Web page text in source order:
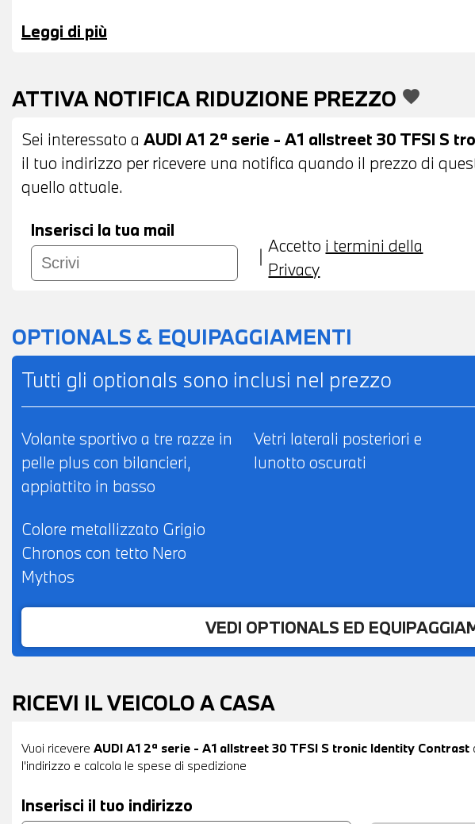
CONTROL ADATTIVO - CAMBIO AUTOMATICO CON LEVE
USB - PREDISPOSIZIONE APPLE CAR PLAY E ANDROID
AUTOMATICO BIZONA - BRACCIOLO CENTRALE
POSSIBILITA' DI PERMUTA - POSSIBILITA' DI
IMPORTO
Leggi di più
ATTIVA NOTIFICA RIDUZIONE PREZZO favorite
Sei interessato a AUDI A1 2ª serie - A1 allstreet 30 TFSI S
il tuo indirizzo per ricevere una notifica quando il prezzo di
quello attuale.
Inserisci la tua mail
Accetto i termini della
Privacy
OPTIONALS & EQUIPAGGIAMENTI
Tutti gli optionals sono inclusi nel prezzo
Volante sportivo a tre razze in
pelle plus con bilancieri,
appiattito in basso
Vetri laterali posteriori e
lunotto oscurati
Colore metallizzato Grigio
Chronos con tetto Nero
Mythos
VEDI OPTIONALS ED
RICEVI IL VEICOLO A CASA
Vuoi ricevere AUDI A1 2ª serie - A1 allstreet 30 TFSI S tronic Identity Contrast
l'indirizzo e calcola le spese di spedizione
Inserisci il tuo indirizzo